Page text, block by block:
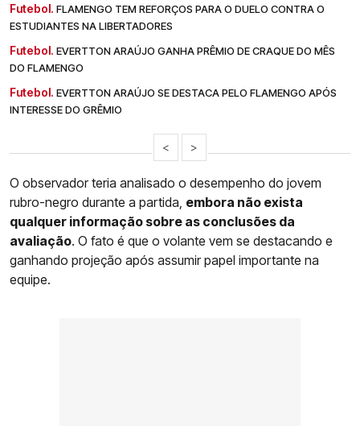
Futebol. FLAMENGO TEM REFORÇOS PARA O DUELO CONTRA O
ESTUDIANTES NA LIBERTADORES
Futebol. EVERTTON ARAÚJO GANHA PRÊMIO DE CRAQUE DO MÊS
DO FLAMENGO
Futebol. EVERTTON ARAÚJO SE DESTACA PELO FLAMENGO APÓS
INTERESSE DO GRÊMIO
< >
O observador teria analisado o desempenho do jovem
rubro-negro durante a partida, embora não exista
qualquer informação sobre as conclusões da
avaliação. O fato é que o volante vem se destacando e
ganhando projeção após assumir papel importante na
equipe.